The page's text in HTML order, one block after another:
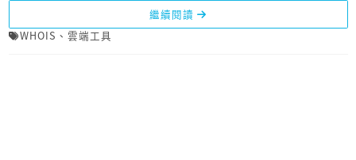
繼續閱讀
WHOIS 、 雲端工具